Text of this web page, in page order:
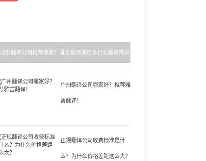
成都翻译公司推荐哪家？雅言翻译满足多行业翻译需求
广州翻译公司哪家好？推荐雅
言翻译！
正规翻译公司收费标准是什
么？为什么价格差距这么大？